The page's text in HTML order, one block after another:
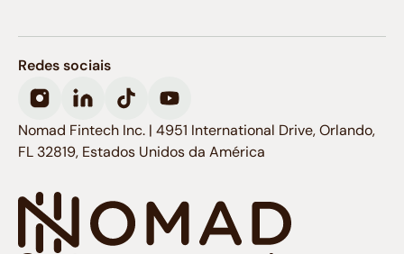
Redes sociais
Nomad Fintech Inc. | 4951 International Drive, Orlando,
FL 32819, Estados Unidos da América